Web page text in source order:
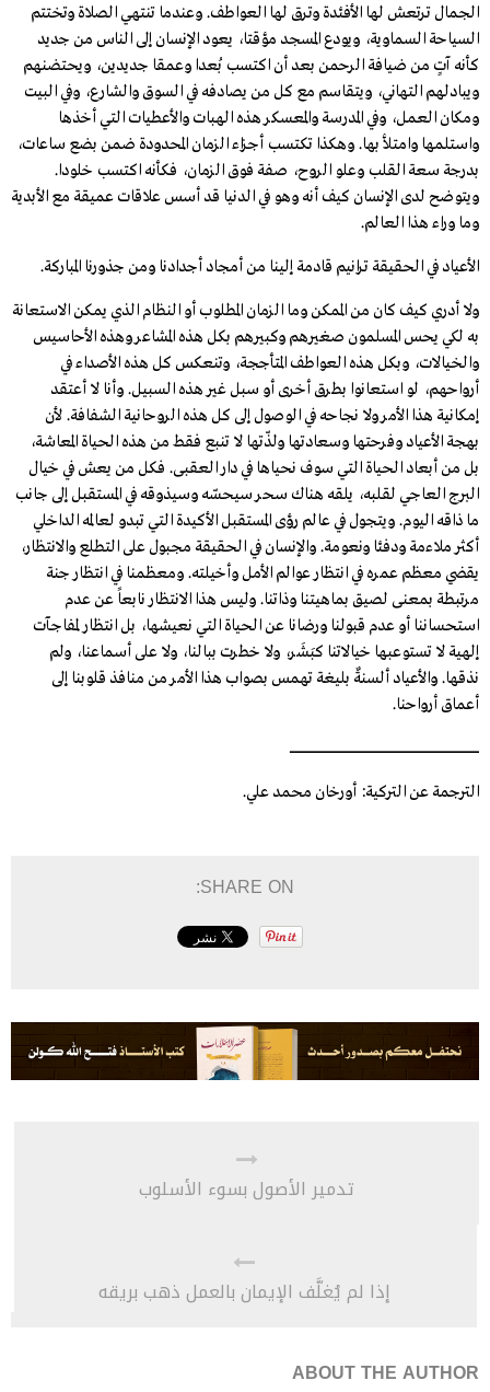
الجمال ترتعش لها الأفئدة وترق لها العواطف. وعندما تنتهي الصلاة وتختتم
السياحة السماوية، ويودع المسجد مؤقتا، يعود الإنسان إلى الناس من جديد
كأنه آتٍ من ضيافة الرحمن بعد أن اكتسب بُعدا وعمقا جديدين، ويحتضنهم
ويبادلهم التهاني، ويتقاسم مع كل من يصادفه في السوق والشارع، وفي البيت
ومكان العمل، وفي المدرسة والمعسكر هذه الهبات والأعطيات التي أخذها
واستلمها وامتلأ بها. وهكذا تكتسب أجزاء الزمان المحدودة ضمن بضع ساعات،
بدرجة سعة القلب وعلو الروح، صفة فوق الزمان، فكأنه اكتسب خلودا.
ويتوضح لدى الإنسان كيف أنه وهو في الدنيا قد أسس علاقات عميقة مع الأبدية
وما وراء هذا العالم.
الأعياد في الحقيقة ترانيم قادمة إلينا من أمجاد أجدادنا ومن جذورنا المباركة.
ولا أدري كيف كان من الممكن وما الزمان المطلوب أو النظام الذي يمكن الاستعانة
به لكي يحس المسلمون صغيرهم وكبيرهم بكل هذه المشاعر وهذه الأحاسيس
والخيالات، وبكل هذه العواطف المتأججة، وتنعكس كل هذه الأصداء في
أرواحهم، لو استعانوا بطرق أخرى أو سبل غير هذه السبيل. وأنا لا أعتقد
إمكانية هذا الأمر ولا نجاحه في الوصول إلى كل هذه الروحانية الشفافة. لأن
بهجة الأعياد وفرحتها وسعادتها ولذّتها لا تنبع فقط من هذه الحياة المعاشة،
بل من أبعاد الحياة التي سوف نحياها في دار العقبى. فكل من يعش في خيال
البرج العاجي لقلبه، يلقه هناك سحر سيحسّه وسيذوقه في المستقبل إلى جانب
ما ذاقه اليوم. ويتجول في عالم رؤى المستقبل الأكيدة التي تبدو لعالمه الداخلي
أكثر ملاءمة ودفئا ونعومة. والإنسان في الحقيقة مجبول على التطلع والانتظار،
يقضي معظم عمره في انتظار عوالم الأمل وأخيلته. ومعظمنا في انتظار جنة
مرتبطة بمعنى لصيق بماهيتنا وذاتنا. وليس هذا الانتظار نابعاً عن عدم
استحساننا أو عدم قبولنا ورضانا عن الحياة التي نعيشها، بل انتظار لمفاجآت
إلهية لا تستوعبها خيالاتنا كبَشَر، ولا خطرت ببالنا، ولا على أسماعنا، ولم
نذقها. والأعياد ألسنةٌ بليغة تهمس بصواب هذا الأمر من منافذ قلوبنا إلى
أعماق أرواحنا.
ـــــــــــــــــــــــــــــــــــــــــــــــــــــــــــــــــــــــــــــــــــــــــــــــــــــــــــــــــــــــــــــــــــــــــــــــــــــــــــــــــــــــــــــ
الترجمة عن التركية: أورخان محمد علي.
SHARE ON:
تدمير الأصول بسوء الأسلوب
إذا لم يُغلَّف الإيمان بالعمل ذهب بريقه
ABOUT THE AUTHOR